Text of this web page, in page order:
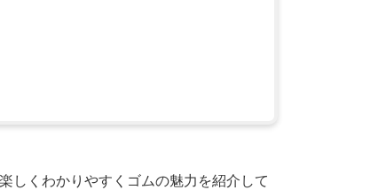
しくわかりやすくゴムの魅力を紹介して